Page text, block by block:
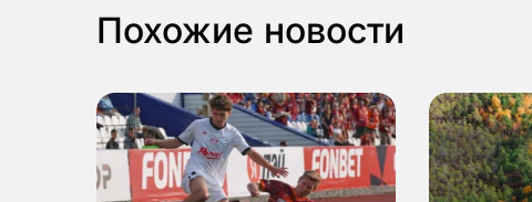
Похожие новости